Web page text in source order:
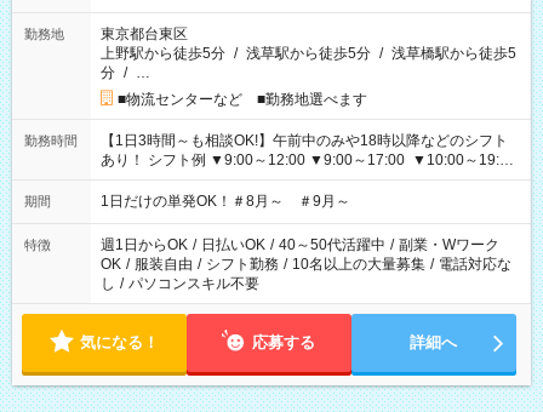
勤務地
東京都台東区
上野駅から徒歩5分 / 浅草駅から徒歩5分 / 浅草橋駅から徒歩5
分 / …
■物流センターなど ■勤務地選べます
勤務時間
【1日3時間～も相談OK!】午前中のみや18時以降などのシフト
あり！ シフト例 ▼9:00～12:00 ▼9:00～17:00 ▼10:00～19:00
▼18:00～21:00
期間 1日だけの単発OK！＃8月～ ＃9月～
特徴 週1日からOK / 日払いOK / 40～50代活躍中 / 副業・Wワーク
OK / 服装自由 / シフト勤務 / 10名以上の大量募集 / 電話対応な
し / パソコンスキル不要
気になる！ 応募する 詳細へ